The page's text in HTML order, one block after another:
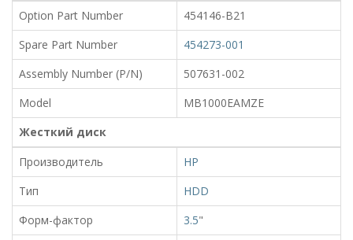
Option Part Number
454146-B21
Spare Part Number
454273-001
Assembly Number (P/N)
507631-002
Model
MB1000EAMZE
Жесткий диск
Производитель
HP
Тип
HDD
Форм-фактор
3.5"